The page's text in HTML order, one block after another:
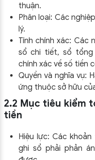
thuận.
Phân loại: Các
lý.
Tính chính xác: Các
sổ chi tiết, sổ tổng
chính xác về số tiền
Quyền và nghĩa vụ:
ứng thuộc sở hữu
2.2 Mục tiêu kiểm
tiền
Hiệu lực: Các
ghi sổ phải phản